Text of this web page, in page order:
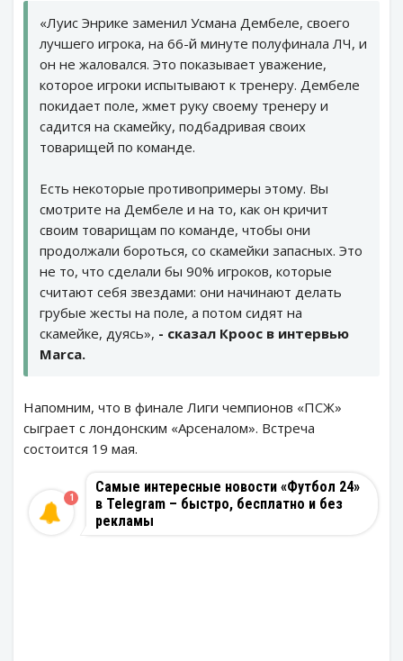
«Луис Энрике заменил Усмана Дембеле, своего
лучшего игрока, на 66-й минуте полуфинала ЛЧ, и
он не жаловался. Это показывает уважение,
которое игроки испытывают к тренеру. Дембеле
покидает поле, жмет руку своему тренеру и
садится на скамейку, подбадривая своих
товарищей по команде.
Есть некоторые противопримеры этому. Вы
смотрите на Дембеле и на то, как он кричит
своим товарищам по команде, чтобы они
продолжали бороться, со скамейки запасных. Это
не то, что сделали бы 90% игроков, которые
считают себя звездами: они начинают делать
грубые жесты на поле, а потом сидят на
скамейке, дуясь», - сказал Кроос в интервью
Marca.
Напомним, что в финале Лиги чемпионов «ПСЖ»
сыграет с лондонским «Арсеналом». Встреча
состоится 19 мая.
Самые интересные новости «Футбол 24»
в Telegram – быстро, бесплатно и без
рекламы
1